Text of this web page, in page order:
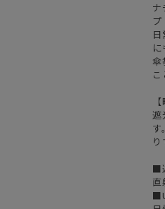
ナ
に
傘
遮
す
■
直